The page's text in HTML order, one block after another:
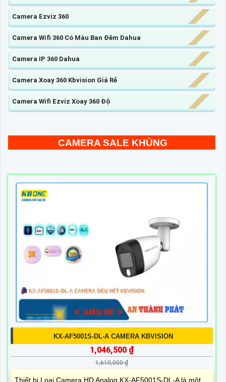
Camera Ezviz 360
Camera Wifi 360 Có Màu Ban Đêm Dahua
Camera IP 360 Dahua
Camera Xoay 360 Kbvision Giá Rẻ
Camera Wifi Ezviz Xoay 360 Độ
CAMERA SALE KHỦNG
KX-AF5001S-DL-A CAMERA KBVISION
1,046,500 ₫
1,610,000 ₫
Thiết bị Loại Camera HD Analog KX-AF5001S-DL-A là một